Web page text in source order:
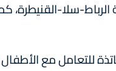
سلا-القنيطرة،
للتعامل مع